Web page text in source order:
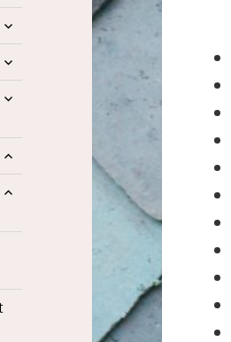
expandera
expandera
expandera
expandera
expandera